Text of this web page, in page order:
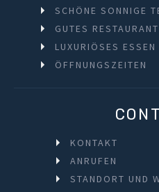
SCHÖNE SONNIGE
GUTES
LUXURIÖSES
ÖFFNUNGSZEITEN
KONTAKT
ANRUFEN
STANDORT UND